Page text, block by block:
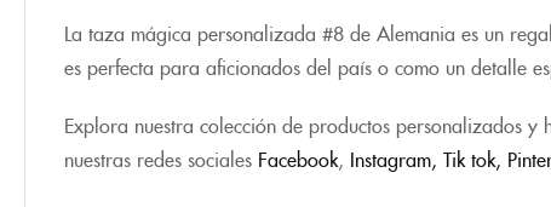
La taza mágica personalizada #8 de Alemania es un
es perfecta para aficionados del país o como un detalle
Explora nuestra colección de productos personalizados
nuestras redes sociales Facebook, Instagram, Tik tok,